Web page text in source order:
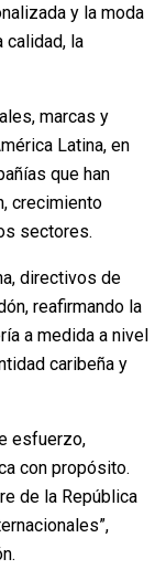
y la moda
calidad, la
marcas y
Latina, en
que han
crecimiento
sectores.
directivos de
reafirmando la
a medida a nivel
caribeña y
esfuerzo,
con propósito.
de la República